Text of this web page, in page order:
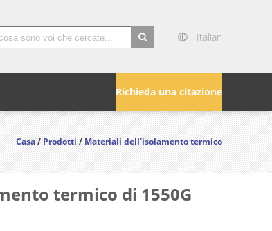
Italian
Richieda una citazione
Casa/Prodotti/Materiali dell'isolamento termico
termico di 1550G